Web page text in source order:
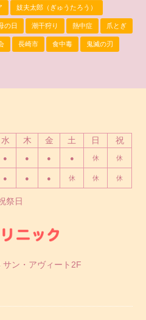
妓夫太郎（ぎゅうたろう）
の日 潮干狩り 熱中症 爪とぎ
長崎市 食中毒 鬼滅の刃
水 木 金 土 日 祝
● ● ● ● 休 休
● ● ● 休 休 休
祭日
ン・アヴィート2F